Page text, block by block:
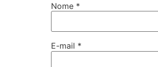
Nome *
E-mail *